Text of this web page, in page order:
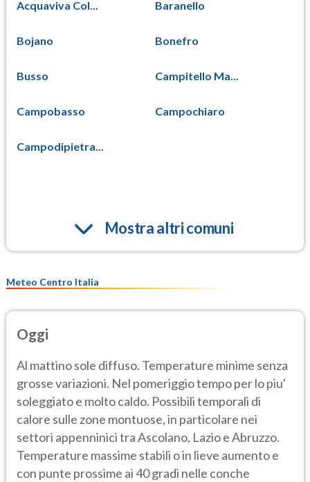
Acquaviva Col... Baranello
Bojano Bonefro
Busso Campitello Ma...
Campobasso Campochiaro
Campodipietra...
Mostra altri comuni
Meteo Centro Italia
Oggi
Al mattino sole diffuso. Temperature minime senza
grosse variazioni. Nel pomeriggio tempo per lo piu'
soleggiato e molto caldo. Possibili temporali di
calore sulle zone montuose, in particolare nei
settori appenninici tra Ascolano, Lazio e Abruzzo.
Temperature massime stabili o in lieve aumento e
con punte prossime ai 40 gradi nelle conche